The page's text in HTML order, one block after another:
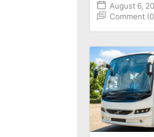
August 6,
Comment